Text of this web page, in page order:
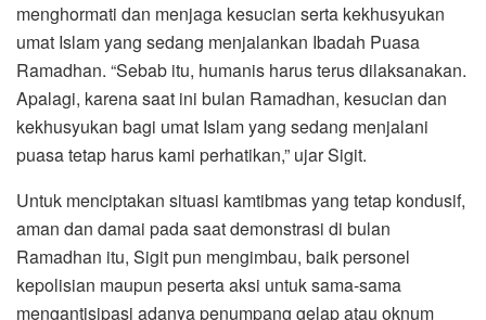
menghormati dan menjaga kesucian serta kekhusyukan
umat Islam yang sedang menjalankan Ibadah Puasa
Ramadhan. “Sebab itu, humanis harus terus dilaksanakan.
Apalagi, karena saat ini bulan Ramadhan, kesucian dan
kekhusyukan bagi umat Islam yang sedang menjalani
puasa tetap harus kami perhatikan,” ujar Sigit.
Untuk menciptakan situasi kamtibmas yang tetap kondusif,
aman dan damai pada saat demonstrasi di bulan
Ramadhan itu, Sigit pun mengimbau, baik personel
kepolisian maupun peserta aksi untuk sama-sama
mengantisipasi adanya penumpang gelap atau oknum